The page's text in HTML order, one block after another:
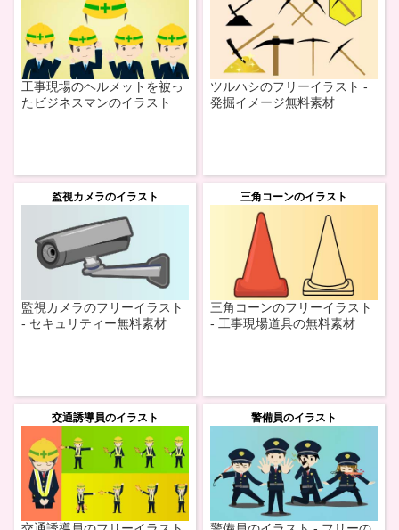
工事現場のヘルメットを被っ
たビジネスマンのイラスト
ツルハシのフリーイラスト -
発掘イメージ無料素材
監視カメラのイラスト
監視カメラのフリーイラスト
- セキュリティー無料素材
三角コーンのイラスト
三角コーンのフリーイラスト
- 工事現場道具の無料素材
交通誘導員のイラスト 警備員のイラスト